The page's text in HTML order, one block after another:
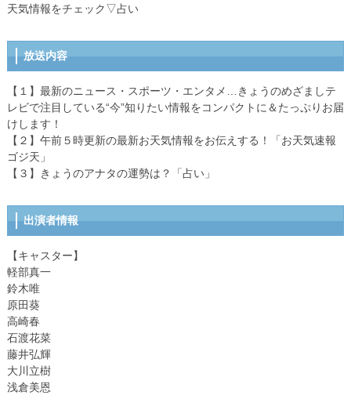
天気情報をチェック▽占い
放送内容
【１】最新のニュース・スポーツ・エンタメ…きょうのめざましテ
レビで注目している“今”知りたい情報をコンパクトに＆たっぷりお届
けします！
【２】午前５時更新の最新お天気情報をお伝えする！「お天気速報
ゴジ天」
【３】きょうのアナタの運勢は？「占い」
出演者情報
【キャスター】
軽部真一
鈴木唯
原田葵
高崎春
石渡花菜
藤井弘輝
大川立樹
浅倉美恩